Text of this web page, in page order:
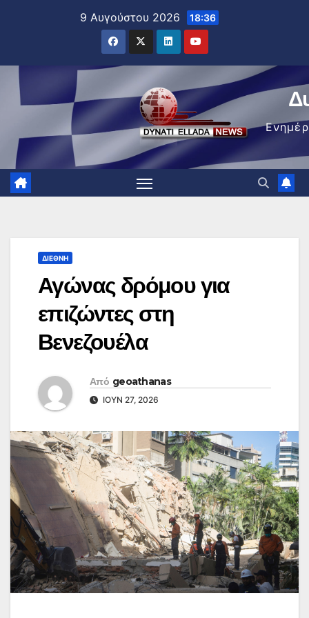
9 Αυγούστου 2026 18:36
ΔΙΕΘΝΉ
Αγώνας δρόμου για
επιζώντες στη
Βενεζουέλα
Από geoathanas
ΙΟΎΝ 27, 2026